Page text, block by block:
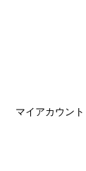
マイアカウント